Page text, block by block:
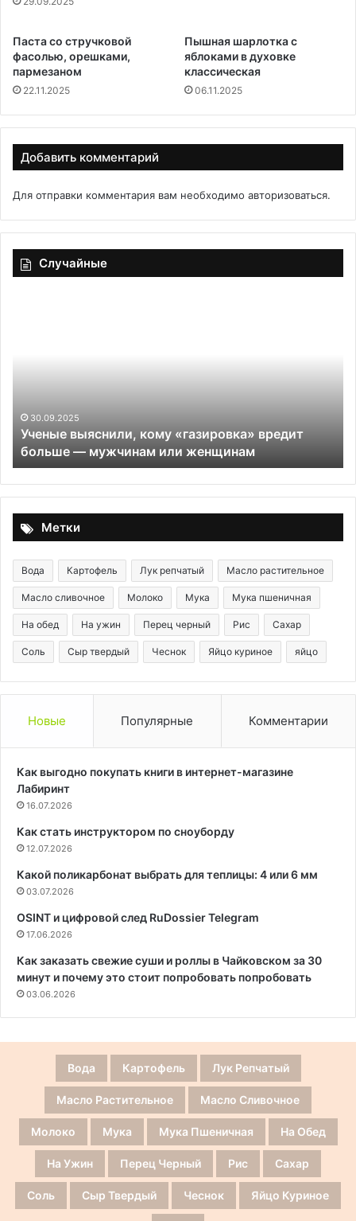
Паста со стручковой
фасолью, орешками,
пармезаном
22.11.2025
Пышная шарлотка с
яблоками в духовке
классическая
06.11.2025
Добавить комментарий
Для отправки комментария вам необходимо авторизоваться.
Случайные
мужчинам
или
женщинам
30.09.2025
Ученые выяснили, кому «газировка» вредит
больше — мужчинам или женщинам
Метки
Вода Картофель Лук репчатый Масло растительное
Масло сливочное Молоко Мука Мука пшеничная
На обед На ужин Перец черный Рис Сахар
Соль Сыр твердый Чеснок Яйцо куриное яйцо
Новые Популярные Комментарии
Как выгодно покупать книги в интернет-магазине
Лабиринт
16.07.2026
Как стать инструктором по сноуборду
12.07.2026
Какой поликарбонат выбрать для теплицы: 4 или 6 мм
03.07.2026
OSINT и цифровой след RuDossier Telegram
17.06.2026
Как заказать свежие суши и роллы в Чайковском за 30
минут и почему это стоит попробовать попробовать
03.06.2026
Вода Картофель Лук Репчатый
Масло Растительное Масло Сливочное
Молоко Мука Мука Пшеничная На Обед
На Ужин Перец Черный Рис Сахар
Соль Сыр Твердый Чеснок Яйцо Куриное